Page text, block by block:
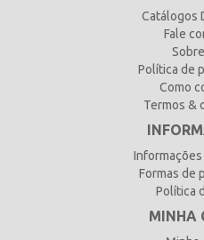
Catálogos
Fale
Política de
Como
Termos &
Formas de
Política
MINHA